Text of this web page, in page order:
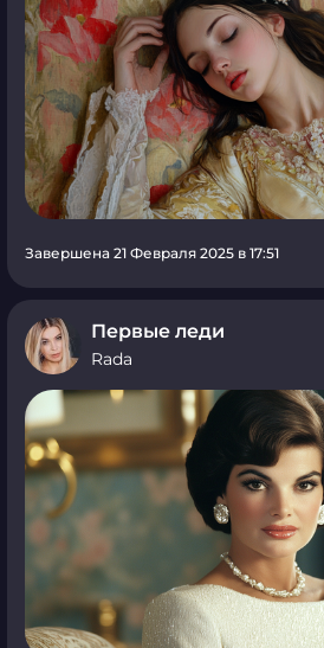
Завершена 21 Февраля 2025 в 17:51
Первые леди
Rada